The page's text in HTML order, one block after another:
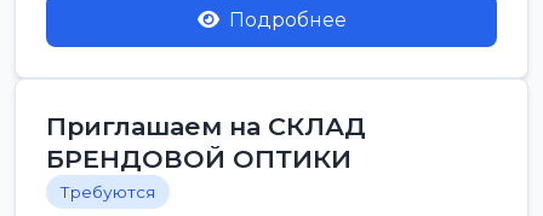
Подробнее
Приглашаем на СКЛАД
БРЕНДОВОЙ ОПТИКИ
Требуются